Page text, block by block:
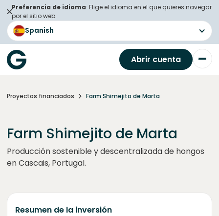
Preferencia de idioma: Elige el idioma en el que quieres navegar
por el sitio web.
Spanish
Abrir cuenta
Proyectos financiados Farm Shimejito de Marta
Farm Shimejito de Marta
Producción sostenible y descentralizada de hongos
en Cascais, Portugal.
Resumen de la inversión